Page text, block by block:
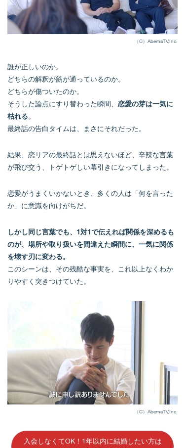
（C）AbemaTV,Inc.
誰が正しいのか。
どちらの解釈が筋が通っているのか。
どちらが傷ついたのか。
そうした論点にすり替わった瞬間、 恋愛の芽は一気に
枯れる。
最終話の告白タイムは、まさにそれだった。
結果、恋リアの最終話とは思えないほど、辛辣な言葉
が飛び交う、トゲトゲしい幕引きになってしまった。
恋愛がうまくいかないとき、多くの人は「何を言った
か」に意識を向けがちだ。
しかし同じ言葉でも、1対1で伝えれば関係を深めるも
のが、場所や取り扱いを間違えた瞬間に、一気に関係
を壊す刃に変わる。
このシーンは、その残酷な事実を、これ以上なくわか
りやすく突きつけていた。
（C）AbemaTV,Inc.
入会しなくてOK！1年以内に結婚したい方は